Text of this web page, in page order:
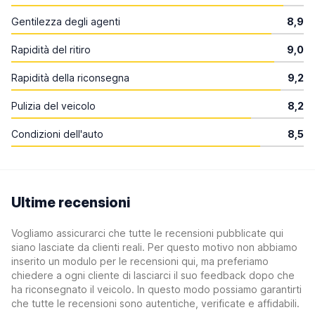
Gentilezza degli agenti 8,9
Rapidità del ritiro 9,0
Rapidità della riconsegna 9,2
Pulizia del veicolo 8,2
Condizioni dell'auto 8,5
Ultime recensioni
Vogliamo assicurarci che tutte le recensioni pubblicate qui
siano lasciate da clienti reali. Per questo motivo non abbiamo
inserito un modulo per le recensioni qui, ma preferiamo
chiedere a ogni cliente di lasciarci il suo feedback dopo che
ha riconsegnato il veicolo. In questo modo possiamo garantirti
che tutte le recensioni sono autentiche, verificate e affidabili.